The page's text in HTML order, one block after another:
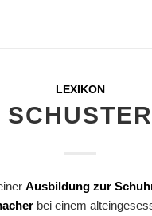
LEXIKON
SCHUSTER
Ausbildung zur
bei einem